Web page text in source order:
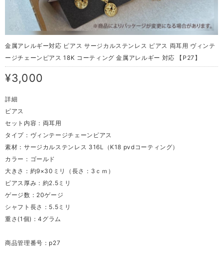
金属アレルギー対応 ピアス サージカルステンレス ピアス 両耳用 ヴィンテ
ージチェーンピアス 18K コーティング 金属アレルギー 対応 【P27】
¥3,000
詳細
ピアス
セット内容：両耳用
タイプ：ヴィンテージチェーンピアス
素材：サージカルステンレス 316L（K18 pvdコーティング）
カラー：ゴールド
大きさ：約9×30ミリ（長さ：3ｃｍ）
ピアス厚み：約2.5ミリ
ゲージ数：20ゲージ
シャフト長さ：5.5ミリ
重さ(1個)：4グラム
商品管理番号：p27